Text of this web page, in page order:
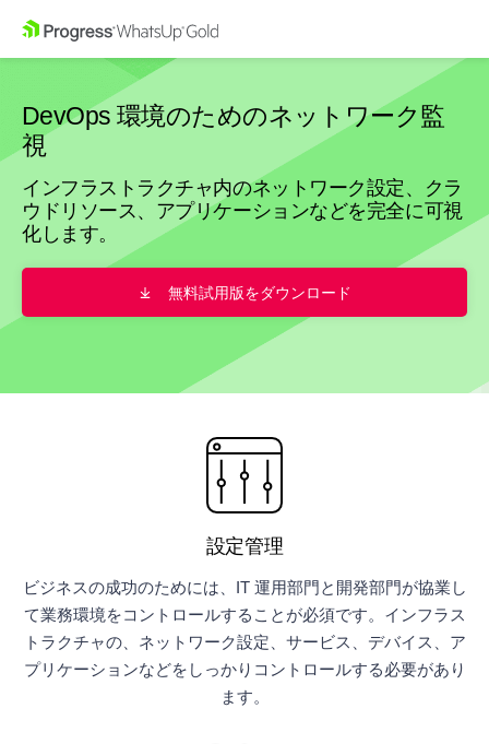
DevOps 環境のためのネットワーク監
視
インフラストラクチャ内のネットワーク設定、クラ
ウドリソース、アプリケーションなどを完全に可視
化します。
無料試用版をダウンロード
設定管理
ビジネスの成功のためには、IT 運用部門と開発部門が協業し
て業務環境をコントロールすることが必須です。インフラス
トラクチャの、ネットワーク設定、サービス、デバイス、ア
プリケーションなどをしっかりコントロールする必要があり
ます。